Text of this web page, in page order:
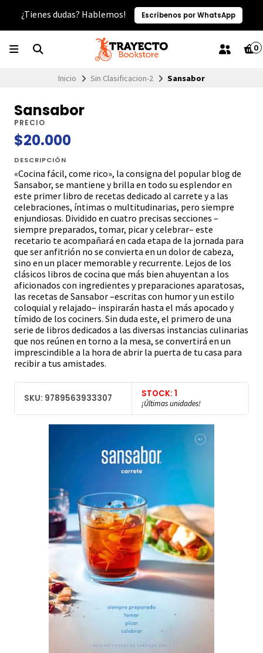
¿Tienes dudas? Hablemos! Escríbenos por WhatsApp
0
Inicio Sin Clasificacion-2 Sansabor
Sansabor
PRECIO
$20.000
DESCRIPCIÓN
«Cocina fácil, come rico», la consigna del popular blog de
Sansabor, se mantiene y brilla en todo su esplendor en
este primer libro de recetas dedicado al carrete y a las
celebraciones, íntimas o multitudinarias, pero siempre
enjundiosas. Dividido en cuatro precisas secciones –
siempre preparados, tomar, picar y celebrar– este
recetario te acompañará en cada etapa de la jornada para
que ser anfitrión no se convierta en un dolor de cabeza,
sino en un placer memorable y recurrente. Lejos de los
clásicos libros de cocina que más bien ahuyentan a los
aficionados con ingredientes y preparaciones aparatosas,
las recetas de Sansabor –escritas con humor y un estilo
coloquial y relajado– inspirarán hasta el más apocado y
tímido de los cociners. Sin duda este, el primero de una
serie de libros dedicados a las diversas instancias culinarias
que nos reúnen en torno a la mesa, se convertirá en un
imprescindible a la hora de abrir la puerta de tu casa para
recibir a tus amistades.
SKU: 9789563933307 STOCK: 1
¡Últimas unidades!